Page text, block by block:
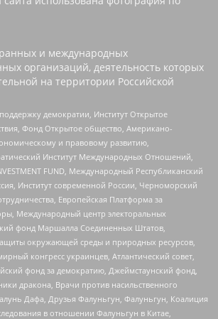
и международных
организаций, деятельность которых
на территории Российской
демократии, Институт Открытое
Фонд Открытое общество, Американо-
и правовому развитию,
Институт Международных Отношений,
FUND, Международный Республиканский
Институт современной России, Черноморский
Европейская Платформа за
Международный центр электоральных
фонд Маршалла Соединенных Штатов,
окружающей среды и природных ресурсов,
конгресс украинцев, Атлантический совет,
фонд за демократию, Джеймстаунский фонд,
дракона, Врачи против насильственного
Дафа, Друзья Фалуньгун, Фалуньгун, Коалиция
в отношении Фалуньгун в Китае,